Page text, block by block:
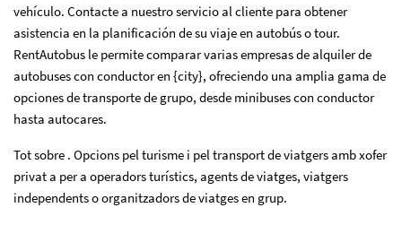
vehículo. Contacte a nuestro servicio al cliente para obtener
asistencia en la planificación de su viaje en autobús o tour.
RentAutobus le permite comparar varias empresas de alquiler de
autobuses con conductor en {city}, ofreciendo una amplia gama de
opciones de transporte de grupo, desde minibuses con conductor
hasta autocares.
Tot sobre . Opcions pel turisme i pel transport de viatgers amb xofer
privat a per a operadors turístics, agents de viatges, viatgers
independents o organitzadors de viatges en grup.